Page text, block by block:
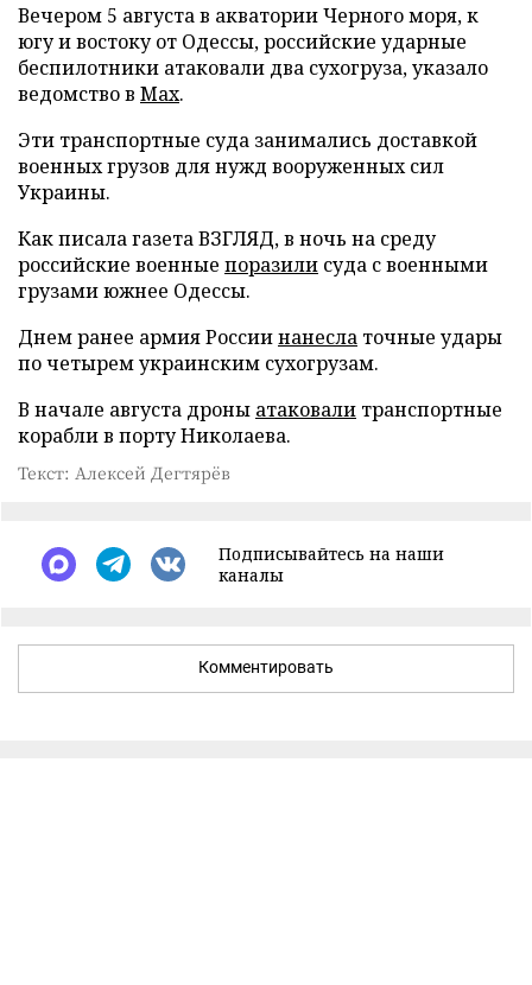
Вечером 5 августа в акватории Черного моря, к
югу и востоку от Одессы, российские ударные
беспилотники атаковали два сухогруза, указало
ведомство в Max.
Эти транспортные суда занимались доставкой
военных грузов для нужд вооруженных сил
Украины.
Как писала газета ВЗГЛЯД, в ночь на среду
российские военные поразили суда с военными
грузами южнее Одессы.
Днем ранее армия Россиинанесла точные удары
по четырем украинским сухогрузам.
В начале августа дроны атаковали транспортные
корабли в порту Николаева.
Текст: Алексей Дегтярёв
Подписывайтесь на наши
каналы
Комментировать